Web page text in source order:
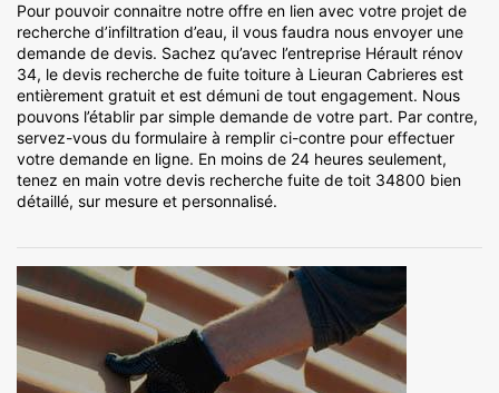
Pour pouvoir connaitre notre offre en lien avec votre projet de
recherche d’infiltration d’eau, il vous faudra nous envoyer une
demande de devis. Sachez qu’avec l’entreprise Hérault rénov
34, le devis recherche de fuite toiture à Lieuran Cabrieres est
entièrement gratuit et est démuni de tout engagement. Nous
pouvons l’établir par simple demande de votre part. Par contre,
servez-vous du formulaire à remplir ci-contre pour effectuer
votre demande en ligne. En moins de 24 heures seulement,
tenez en main votre devis recherche fuite de toit 34800 bien
détaillé, sur mesure et personnalisé.